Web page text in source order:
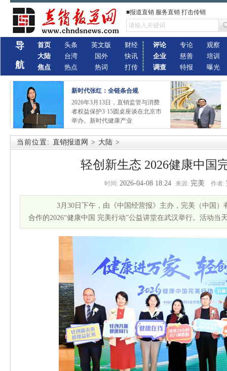
■报道直销 服务直销 打击传销
导
航
首页
大陆
焦点
头条
台湾
热点
英文版
国外
热词
财经
快讯
打传
评论
企业
调查
专论
慈善
特报
观察
培训
曝光
新时代张红：全链条合规
2026年3月13日，直销监管与消费
者权益保护3·15圆桌座谈在北京市
举办。新时代健康产业
当前位置: 直销报道网 > 大陆 >
轻创新生态 2026健康中国
时间: 2026-04-08 18:24 来源: 完美 作者:
3月30日下午，由《中国经营报》主办，完美（中国）
合作的2026“健康中国 完美行动”公益讲堂在武汉举行。活动当